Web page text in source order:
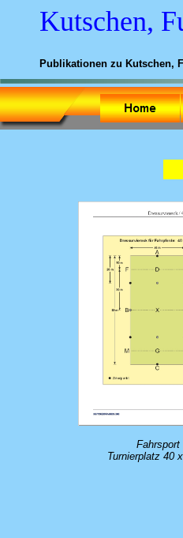
Kutschen,
Publikationen zu Kutschen,
Fahrsport
Turnierplatz 40